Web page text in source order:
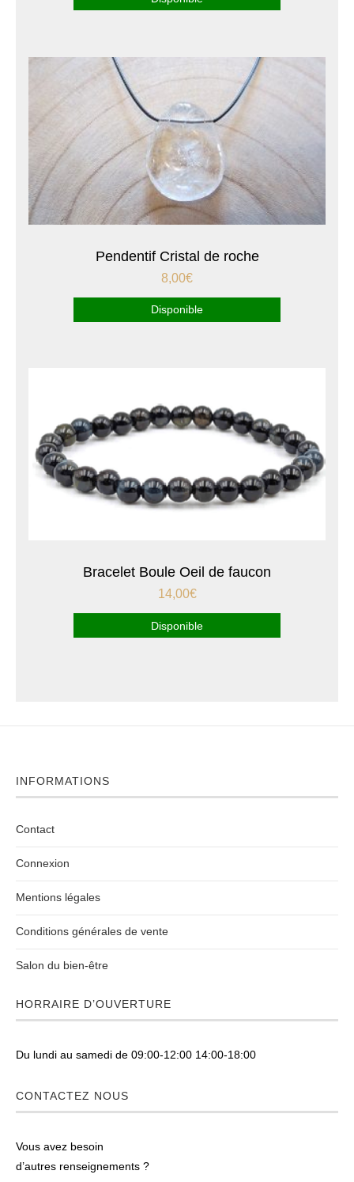
Pendentif Cristal de roche
8,00€
Disponible
Bracelet Boule Oeil de faucon
14,00€
Disponible
INFORMATIONS
Contact
Connexion
Mentions légales
Conditions générales de vente
Salon du bien-être
HORRAIRE D’OUVERTURE
Du lundi au samedi de 09:00-12:00 14:00-18:00
CONTACTEZ NOUS
Vous avez besoin
d’autres renseignements ?